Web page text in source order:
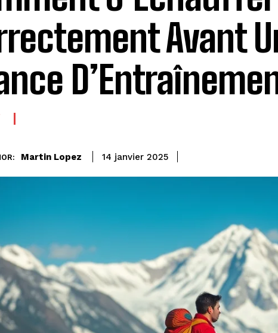
Avant
Martin Lopez 14 janvier 2025